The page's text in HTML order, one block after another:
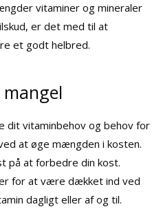
vitaminer og mineraler
er det med til at
et godt helbred.
dit vitaminbehov og behov for
at øge mængden i kosten.
på at forbedre din kost.
for at være dækket ind ved
dagligt eller af og til.